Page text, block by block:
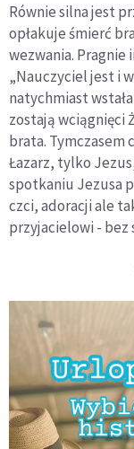
Równie silna jest
opłakuje śmierć
wezwania. Pragnie
„Nauczyciel jest i
natychmiast
zostają wciągnięci
brata. Tymczasem
Łazarz, tylko
spotkaniu Jezusa
czci, adoracji ale
przyjacielowi - bez